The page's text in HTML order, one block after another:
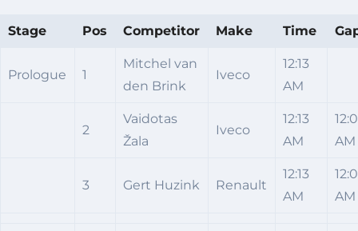
Stage Pos Competitor Make Time
Prologue 1
Mitchel van
den Brink
Iveco
12:13
AM
2
Vaidotas
Žala
Iveco
12:13
AM
AM
3 Gert Huzink Renault
12:13
AM
AM